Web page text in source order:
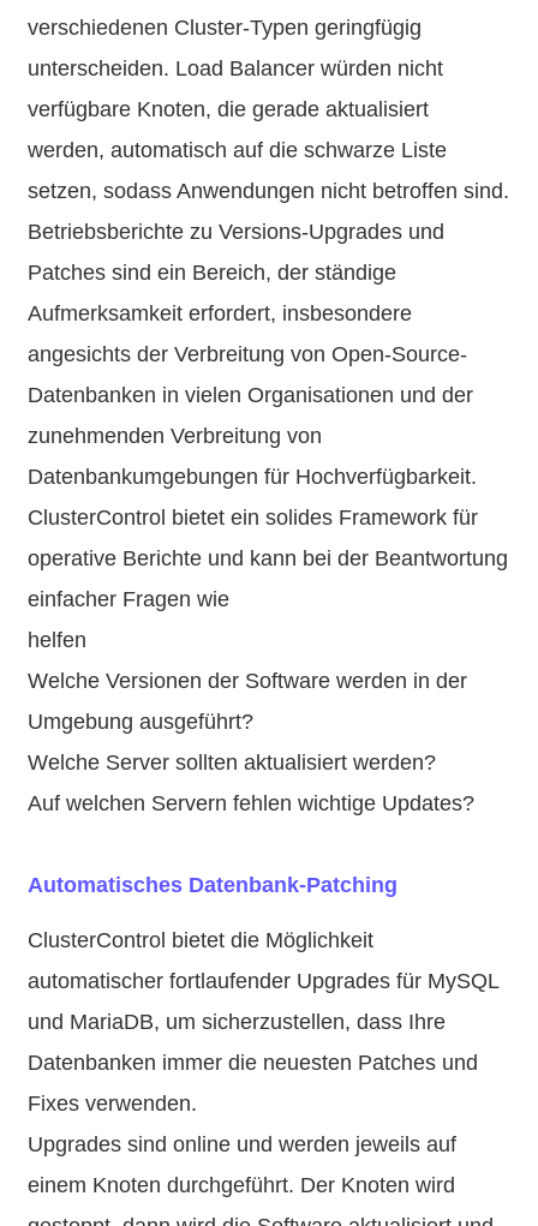
verschiedenen Cluster-Typen geringfügig
unterscheiden. Load Balancer würden nicht
verfügbare Knoten, die gerade aktualisiert
werden, automatisch auf die schwarze Liste
setzen, sodass Anwendungen nicht betroffen sind.
Betriebsberichte zu Versions-Upgrades und
Patches sind ein Bereich, der ständige
Aufmerksamkeit erfordert, insbesondere
angesichts der Verbreitung von Open-Source-
Datenbanken in vielen Organisationen und der
zunehmenden Verbreitung von
Datenbankumgebungen für Hochverfügbarkeit.
ClusterControl bietet ein solides Framework für
operative Berichte und kann bei der Beantwortung
einfacher Fragen wie
helfen
Welche Versionen der Software werden in der
Umgebung ausgeführt?
Welche Server sollten aktualisiert werden?
Auf welchen Servern fehlen wichtige Updates?
Automatisches Datenbank-Patching
ClusterControl bietet die Möglichkeit
automatischer fortlaufender Upgrades für MySQL
und MariaDB, um sicherzustellen, dass Ihre
Datenbanken immer die neuesten Patches und
Fixes verwenden.
Upgrades sind online und werden jeweils auf
einem Knoten durchgeführt. Der Knoten wird